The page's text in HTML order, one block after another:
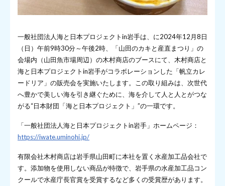
一般社団法人海と日本プロジェクトin岩手は、に2024年12月8日
（日）午前9時30分～午後2時、「山田のカキと産直まつり」の
会場内（山田魚市場周辺）の木村商店のブースにて、木村商店と
海と日本プロジェクトin岩手がコラボレーションした「帆立カレ
ードリア」の販売会を実施いたします。この取り組みは、次世代
へ豊かで美しい海を引き継ぐために、海を介して人と人とがつな
がる“日本財団「海と日本プロジェクト」”の一環です。
「一般社団法人海と日本プロジェクトin岩手」ホームページ：
https://iwate.uminohi.jp/
有限会社木村商店は岩手県山田町に本社を置く水産加工品会社で
す。添加物を使用しない商品が特徴で、岩手県の水産加工品コン
クールで水産庁長官賞を受賞するなど多くの受賞歴があります。